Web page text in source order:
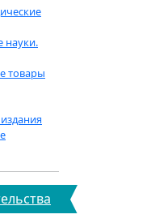
науки.
товары